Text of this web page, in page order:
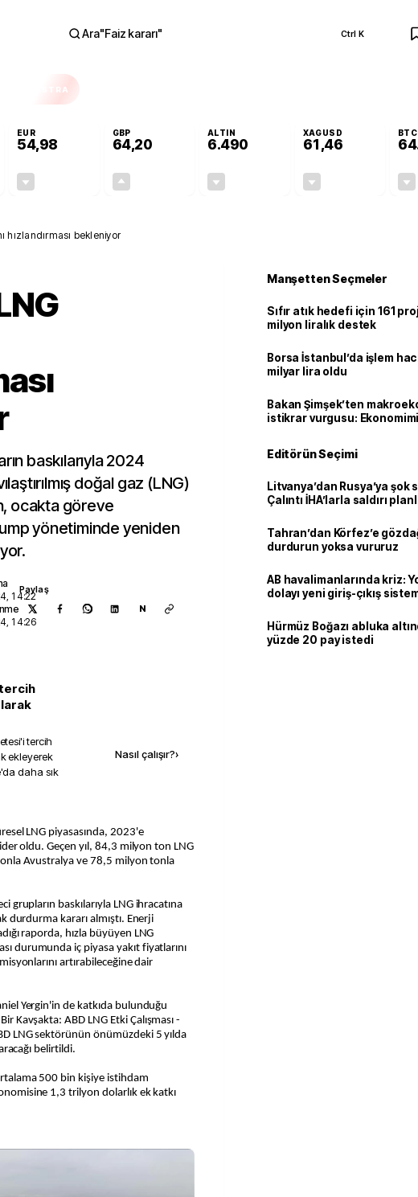
Ara"Faiz kararı" Ctrl K
EKSTRA
EUR
54,98
GBP
64,20
ALTIN
6.490
XAGUSD
61,46
BTC
hızlandırması bekleniyor
baskılarıyla 2024
doğal gaz (LNG)
ocakta göreve
yönetiminde yeniden
14:22
14:26
Paylaş
N
'i tercih
ekleyerek
daha sık
Nasıl çalışır?›
oldu. Geçen yıl, 84,3 milyon ton LNG
Avustralya ve 78,5 milyon tonla
grupların baskılarıyla LNG ihracatına
durdurma kararı almıştı. Enerji
raporda, hızla büyüyen LNG
durumunda iç piyasa yakıt fiyatlarını
artırabileceğine dair
Yergin'in de katkıda bulunduğu
Kavşakta: ABD LNG Etki Çalışması -
LNG sektörünün önümüzdeki 5 yılda
belirtildi.
500 bin kişiye istihdam
1,3 trilyon dolarlık ek katkı
Manşetten Seçmeler
Sıfır atık hedefi için 161
milyon liralık destek
Borsa İstanbul’da işlem
milyar lira oldu
Bakan Şimşek’ten
istikrar vurgusu:
Editörün Seçimi
Litvanya’dan Rusya’ya şok
Çalıntı İHA’larla saldırı
Tahran’dan Körfez’e
durdurun yoksa vururuz
AB havalimanlarında kriz:
dolayı yeni giriş-çıkış
Hürmüz Boğazı abluka
yüzde 20 pay istedi